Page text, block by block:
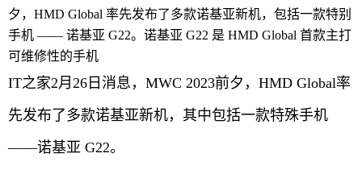
夕，HMD Global 率先发布了多款诺基亚新机，包括一款特别
手机 —— 诺基亚 G22。诺基亚 G22 是 HMD Global 首款主打
可维修性的手机
IT之家2月26日消息，MWC 2023前夕，HMD Global率
先发布了多款诺基亚新机，其中包括一款特殊手机
——诺基亚 G22。